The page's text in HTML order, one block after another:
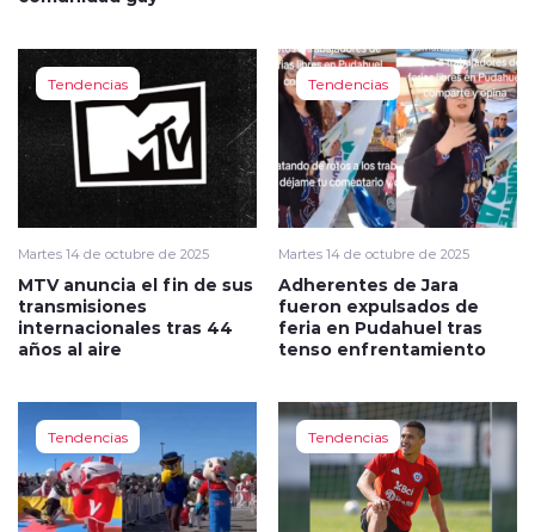
Tendencias
Martes 14 de octubre de 2025
MTV anuncia el fin de sus
transmisiones
internacionales tras 44
años al aire
Tendencias
Martes 14 de octubre de 2025
Adherentes de Jara
fueron expulsados de
feria en Pudahuel tras
tenso enfrentamiento
Tendencias Tendencias